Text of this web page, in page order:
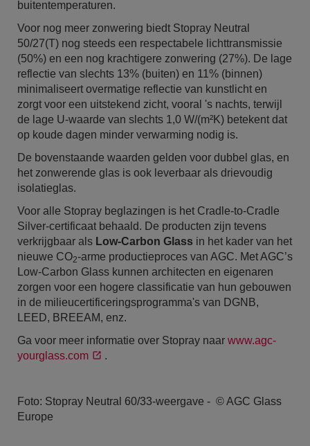
buitentemperaturen.
Voor nog meer zonwering biedt Stopray Neutral
50/27(T) nog steeds een respectabele lichttransmissie
(50%) en een nog krachtigere zonwering (27%). De lage
reflectie van slechts 13% (buiten) en 11% (binnen)
minimaliseert overmatige reflectie van kunstlicht en
zorgt voor een uitstekend zicht, vooral 's nachts, terwijl
de lage U-waarde van slechts 1,0 W/(m²K) betekent dat
op koude dagen minder verwarming nodig is.
De bovenstaande waarden gelden voor dubbel glas, en
het zonwerende glas is ook leverbaar als drievoudig
isolatieglas.
Voor alle Stopray beglazingen is het Cradle-to-Cradle
Silver-certificaat behaald. De producten zijn tevens
verkrijgbaar als Low-Carbon Glass in het kader van het
nieuwe CO2-arme productieproces van AGC. Met AGC’s
Low-Carbon Glass kunnen architecten en eigenaren
zorgen voor een hogere classificatie van hun gebouwen
in de milieucertificeringsprogramma's van DGNB,
LEED, BREEAM, enz.
Ga voor meer informatie over Stopray naar www.agc-
yourglass.com
.
Foto: Stopray Neutral 60/33-weergave - © AGC Glass
Europe